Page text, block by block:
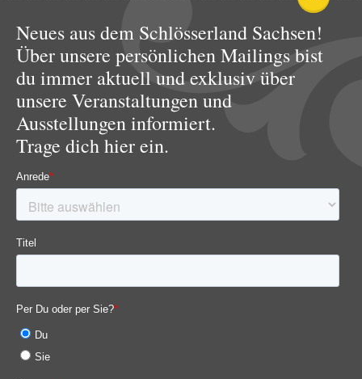
Neues aus dem Schlösserland Sachsen!
Über unsere persönlichen Mailings bist
du immer aktuell und exklusiv über
unsere Veranstaltungen und
Ausstellungen informiert.
Trage dich hier ein.